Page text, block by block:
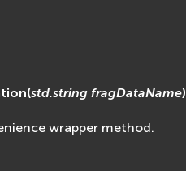
(std.string fragDataName)
wrapper method.